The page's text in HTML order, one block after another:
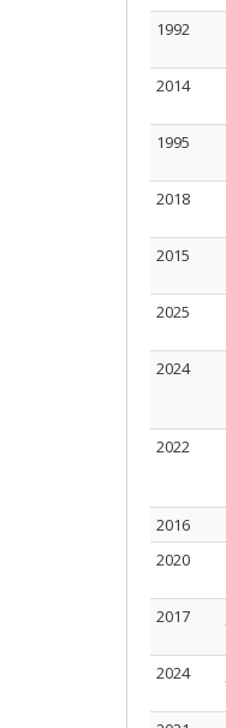
1992
2014
1995
2018
2015
2025
2024
2022
2016
2020
2017
2024